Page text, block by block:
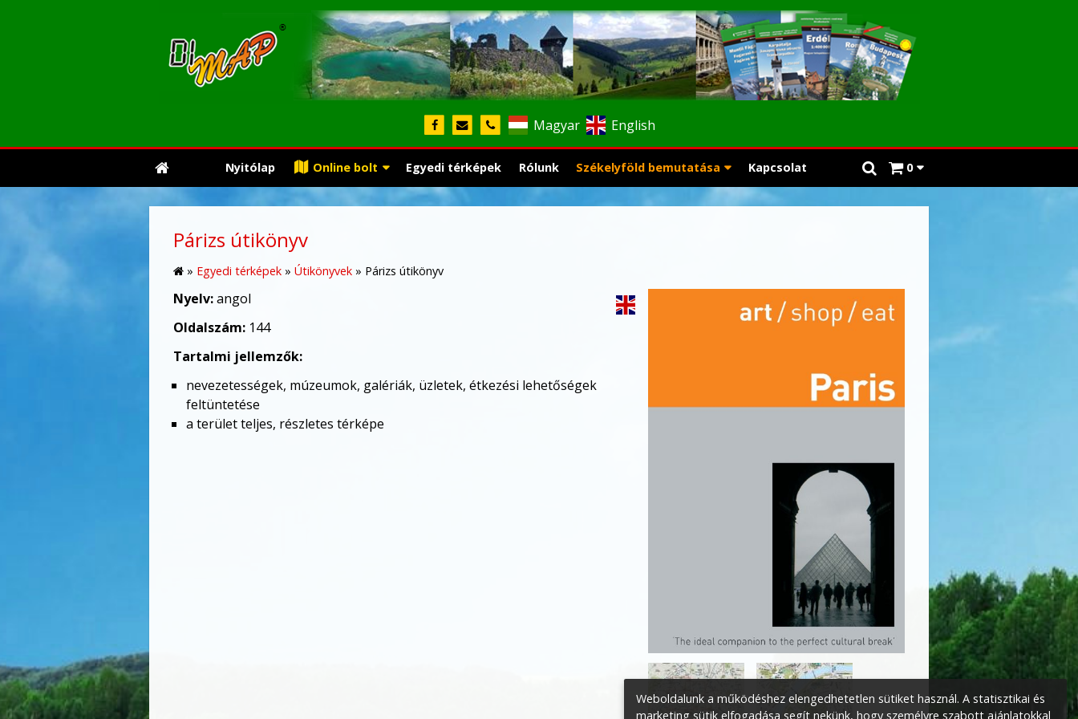
Magyar English
0
Nyitólap Online bolt Egyedi térképek Rólunk Székelyföld bemutatása Kapcsolat
Párizs útikönyv
» Egyedi térképek » Útikönyvek » Párizs útikönyv
Nyelv:angol
Oldalszám: 144
Tartalmi jellemzők:
nevezetességek, múzeumok, galériák, üzletek, étkezési lehetőségek
feltüntetése
a terület teljes, részletes térképe
Weboldalunk a működéshez elengedhetetlen sütiket használ. A statisztikai és
marketing sütik elfogadása segít nekünk, hogy személyre szabott ajánlatokkal